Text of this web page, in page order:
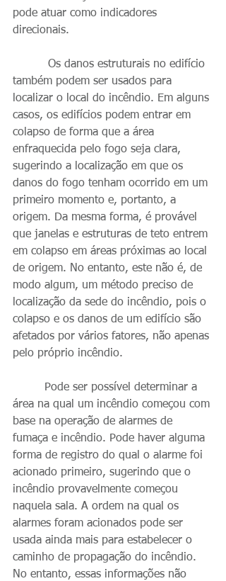
pode atuar como indicadores
direcionais.
também podem ser usados ​​para
localizar o local do incêndio. Em alguns
casos, os edifícios podem entrar em
colapso de forma que a área
enfraquecida pelo fogo seja clara,
sugerindo a localização em que os
danos do fogo tenham ocorrido em um
primeiro momento e, portanto, a
origem. Da mesma forma, é provável
que janelas e estruturas de teto entrem
em colapso em áreas próximas ao local
de origem. No entanto, este não é, de
modo algum, um método preciso de
localização da sede do incêndio, pois o
colapso e os danos de um edifício são
afetados por vários fatores, não apenas
pelo próprio incêndio.
área na qual um incêndio começou com
base na operação de alarmes de
fumaça e incêndio. Pode haver alguma
forma de registro do qual o alarme foi
acionado primeiro, sugerindo que o
incêndio provavelmente começou
naquela sala. A ordem na qual os
alarmes foram acionados pode ser
usada ainda mais para estabelecer o
caminho de propagação do incêndio.
No entanto, essas informações não